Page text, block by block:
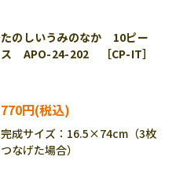
たのしいうみのなか 10ピー
ス APO-24-202 ［CP-IT］
770円
完成サイズ：16.5×74cm（3枚
つなげた場合）